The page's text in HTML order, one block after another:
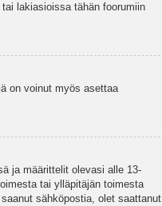
lakiasioissa tähän foorumiin
on voinut myös asettaa
ja määrittelit olevasi alle 13-
tai ylläpitäjän toimesta
sähköpostia, olet saattanut